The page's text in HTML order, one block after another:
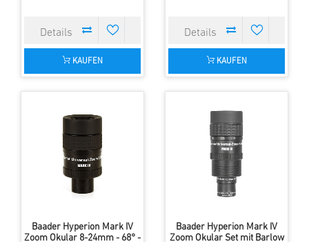
KAUFEN KAUFEN
Baader Hyperion Mark IV
Zoom Okular 8-24mm - 68° -
Baader Hyperion Mark IV
Zoom Okular Set mit Barlow